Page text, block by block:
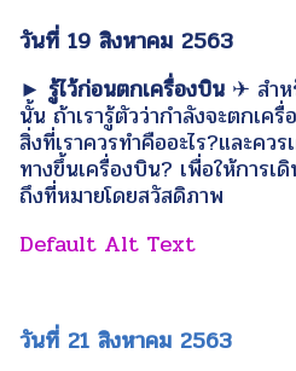
วันที่ 19 สิงหาคม 2563
► รู้ไว้ก่อนตกเครื่องบิน ✈ สำห
นั้น ถ้าเรารู้ตัวว่ากำลังจะตกเค
สิ่งที่เราควรทำคืออะไร?และคว
ทางขึ้นเครื่องบิน? เพื่อให้การเ
ถึงที่หมายโดยสวัสดิภาพ
วันที่ 21 สิงหาคม 2563